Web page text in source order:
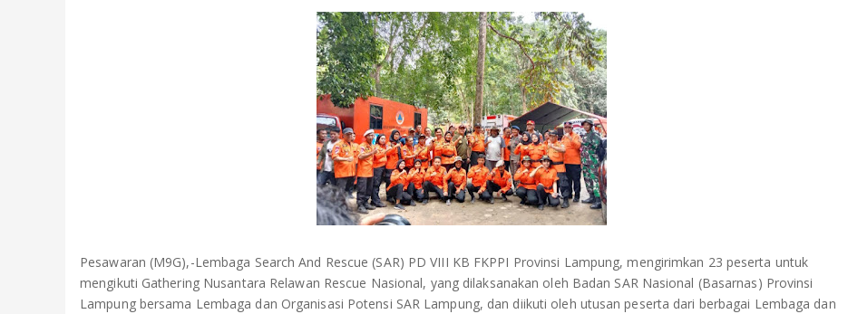
Pesawaran (M9G),-Lembaga Search And Rescue (SAR) PD VIII KB FKPPI Provinsi Lampung, mengirimkan 23 peserta untuk
mengikuti Gathering Nusantara Relawan Rescue Nasional, yang dilaksanakan oleh Badan SAR Nasional (Basarnas) Provinsi
Lampung bersama Lembaga dan Organisasi Potensi SAR Lampung, dan diikuti oleh utusan peserta dari berbagai Lembaga dan